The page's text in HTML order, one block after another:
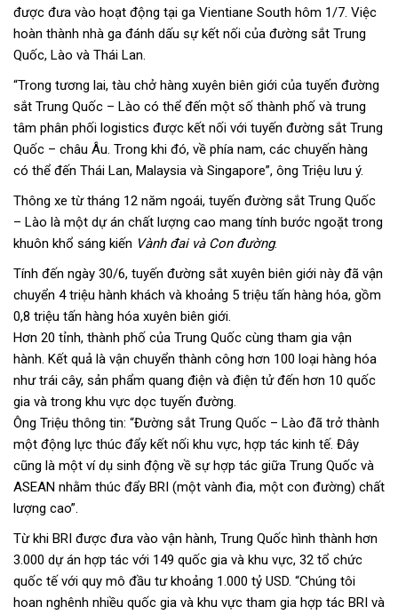
được đưa vào hoạt động tại ga Vientiane South hôm 1/7. Việc
hoàn thành nhà ga đánh dấu sự kết nối của đường sắt Trung
Quốc, Lào và Thái Lan.
“Trong tương lai, tàu chở hàng xuyên biên giới của tuyến đường
sắt Trung Quốc – Lào có thể đến một số thành phố và trung
tâm phân phối logistics được kết nối với tuyến đường sắt Trung
Quốc – châu Âu. Trong khi đó, về phía nam, các chuyến hàng
có thể đến Thái Lan, Malaysia và Singapore”, ông Triệu lưu ý.
Thông xe từ tháng 12 năm ngoái, tuyến đường sắt Trung Quốc
– Lào là một dự án chất lượng cao mang tính bước ngoặt trong
khuôn khổ sáng kiến Vành đai và Con đường.
Tính đến ngày 30/6, tuyến đường sắt xuyên biên giới này đã vận
chuyển 4 triệu hành khách và khoảng 5 triệu tấn hàng hóa, gồm
0,8 triệu tấn hàng hóa xuyên biên giới.
Hơn 20 tỉnh, thành phố của Trung Quốc cùng tham gia vận
hành. Kết quả là vận chuyển thành công hơn 100 loại hàng hóa
như trái cây, sản phẩm quang điện và điện tử đến hơn 10 quốc
gia và trong khu vực dọc tuyến đường.
Ông Triệu thông tin: “Đường sắt Trung Quốc – Lào đã trở thành
một động lực thúc đẩy kết nối khu vực, hợp tác kinh tế. Đây
cũng là một ví dụ sinh động về sự hợp tác giữa Trung Quốc và
ASEAN nhằm thúc đẩy BRI (một vành đia, một con đường) chất
lượng cao”.
Từ khi BRI được đưa vào vận hành, Trung Quốc hình thành hơn
3.000 dự án hợp tác với 149 quốc gia và khu vực, 32 tổ chức
quốc tế với quy mô đầu tư khoảng 1.000 tỷ USD. “Chúng tôi
hoan nghênh nhiều quốc gia và khu vực tham gia hợp tác BRI và